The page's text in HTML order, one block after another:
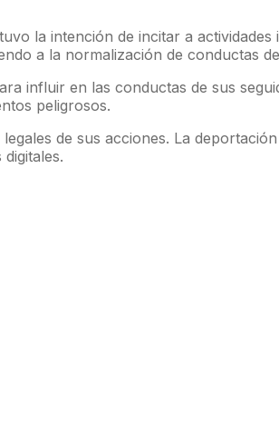
la intención de incitar a actividades
a la normalización de conductas
influir en las conductas de sus
peligrosos.
de sus acciones. La